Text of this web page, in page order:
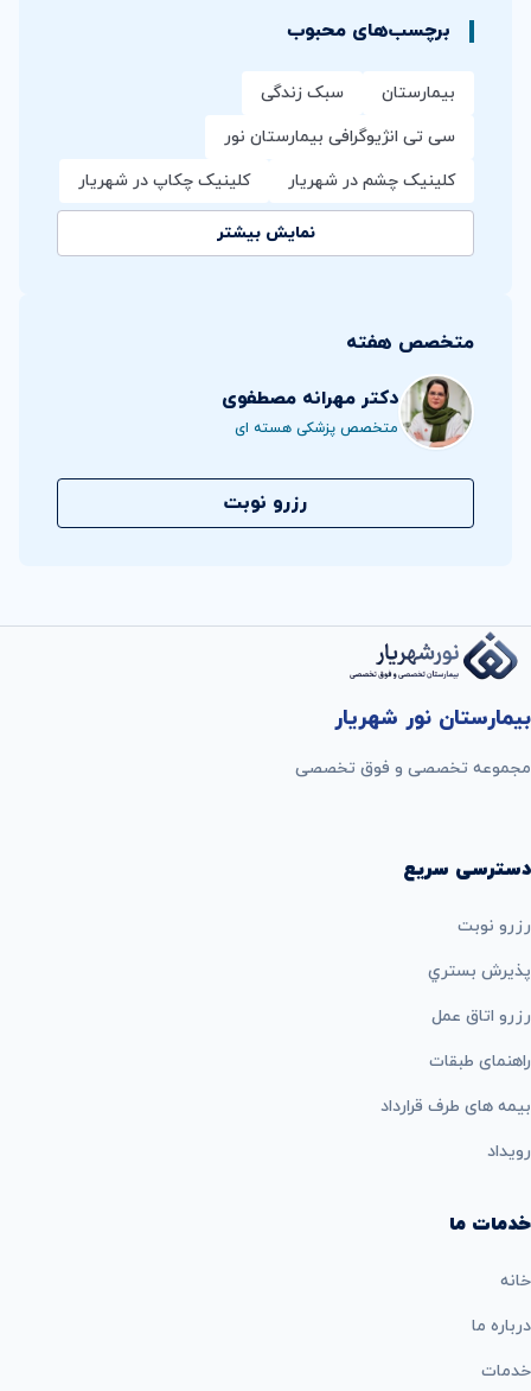
برچسب‌های محبوب
بیمارستان
سبک زندگی
سی تی انژیوگرافی بیمارستان نور
کلینیک چشم در شهریار
کلینیک چکاپ در شهریار
نمایش بیشتر
متخصص هفته
دکتر مهرانه مصطفوی
متخصص پزشکی هسته ای
رزرو نوبت
بیمارستان نور شهریار
مجموعه تخصصی و فوق تخصصی
دسترسی سریع
رزرو نوبت
پذيرش بستري
رزرو اتاق عمل
راهنمای طبقات
بيمه های طرف قرارداد
رویداد
خدمات ما
خانه
درباره ما
خدمات